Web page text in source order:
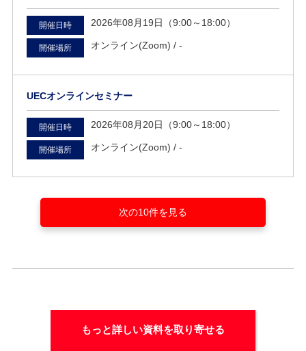
開催日時 2026年08月19日（9:00～18:00）
開催場所 オンライン(Zoom) / -
UECオンラインセミナー
開催日時 2026年08月20日（9:00～18:00）
開催場所 オンライン(Zoom) / -
次の10件を見る
もっと詳しい資料を取り寄せる